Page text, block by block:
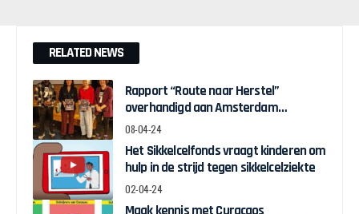
RELATED NEWS
Rapport “Route naar Herstel”
overhandigd aan Amsterdam
Wethouder Touria Meliani
08-04-24
Het Sikkelcelfonds vraagt kinderen om
hulp in de strijd tegen sikkelcelziekte
02-04-24